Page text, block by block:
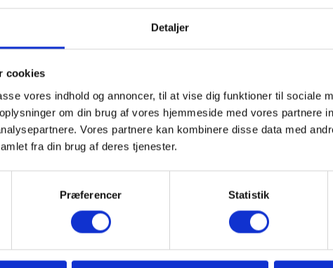
Detaljer
cookies
vores indhold og annoncer, til at vise dig funktioner til sociale
om din brug af vores hjemmeside med vores partnere
Vores partnere kan kombinere disse data med
fra din brug af deres tjenester.
Præferencer Statistik